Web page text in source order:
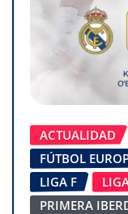
ACTUALIDAD
FÚTBOL
LIGA F
PRIMERA